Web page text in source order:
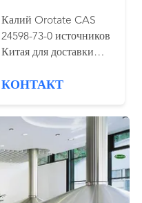
Калий Orotate CAS
24598-73-0 источников
Китая для доставки
КОНТАКТ